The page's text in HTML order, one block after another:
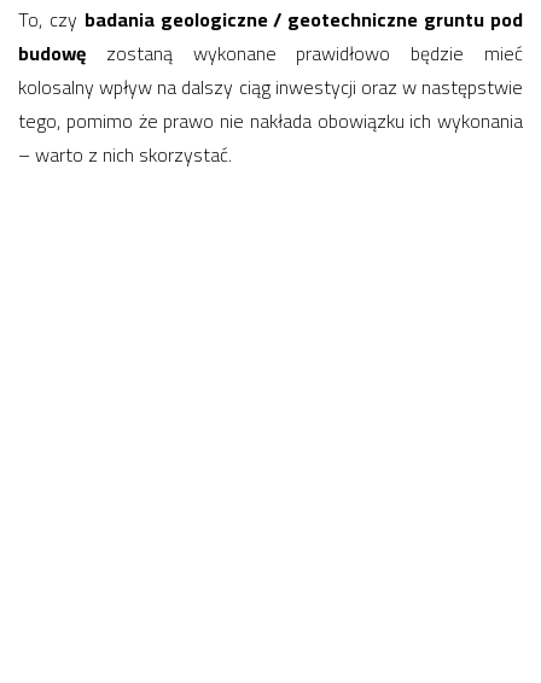
To, czy badania geologiczne / geotechniczne gruntu pod
budowę zostaną wykonane prawidłowo będzie mieć
kolosalny wpływ na dalszy ciąg inwestycji oraz w następstwie
tego, pomimo że prawo nie nakłada obowiązku ich wykonania
– warto z nich skorzystać.